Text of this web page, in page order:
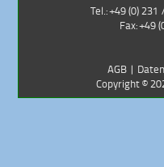
Tel.: +49 (0) 231
Fax: +49
AGB|
Copyright ©